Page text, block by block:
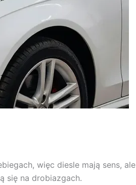
więc diesle mają sens, ale
się na drobiazgach.